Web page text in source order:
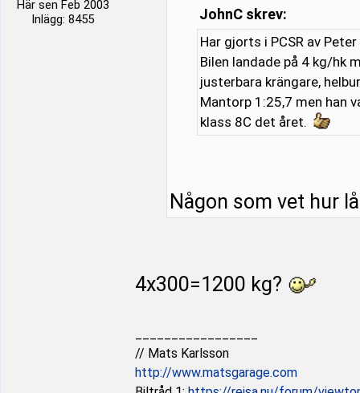
Här sen Feb 2003
Inlägg: 8455
JohnC skrev:
Har gjorts i PCSR av
Bilen landade på 4 kg/hk
justerbara krängare,
Mantorp 1:25,7 men han
klass 8C det året.
Någon som vet hur
4x300=1200 kg?
// Mats Karlsson
http://www.matsgarage.com